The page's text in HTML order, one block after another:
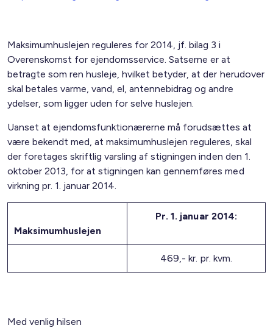
Maksimumhuslejen reguleres for 2014, jf. bilag 3 i
Overenskomst for ejendomsservice. Satserne er at
betragte som ren husleje, hvilket betyder, at der herudover
skal betales varme, vand, el, antennebidrag og andre
ydelser, som ligger uden for selve huslejen.
Uanset at ejendomsfunktionærerne må forudsættes at
være bekendt med, at maksimumhuslejen reguleres, skal
der foretages skriftlig varsling af stigningen inden den 1.
oktober 2013, for at stigningen kan gennemføres med
virkning pr. 1. januar 2014.
Maksimumhuslejen
Pr. 1. januar 2014:
469,- kr. pr. kvm.
Med venlig hilsen